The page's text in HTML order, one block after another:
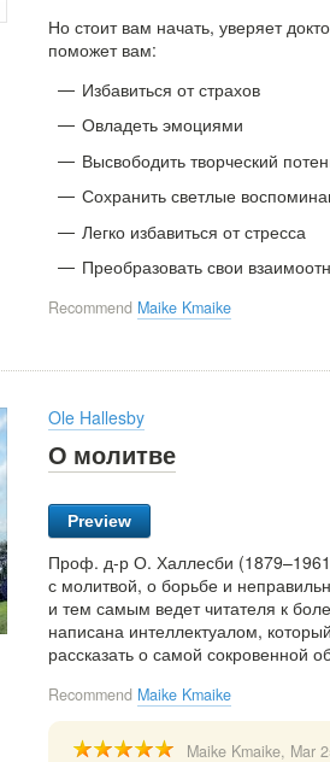
Но стоит вам начать, уверяет
поможет вам:
Избавиться от страхов
Овладеть эмоциями
Высвободить творческий
Сохранить светлые
Легко избавиться от стресса
Преобразовать свои
Recommend Maike Kmaike
Ole Hallesby
О молитве
Preview
Проф. д-р О. Халлесби
с молитвой, о борьбе и
и тем самым ведет читателя к
написана интеллектуалом,
рассказать о самой сокровенной
Recommend Maike Kmaike
Maike Kmaike, Mar